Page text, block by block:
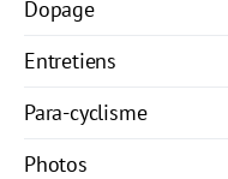
Dopage
Entretiens
Para-cyclisme
Photos